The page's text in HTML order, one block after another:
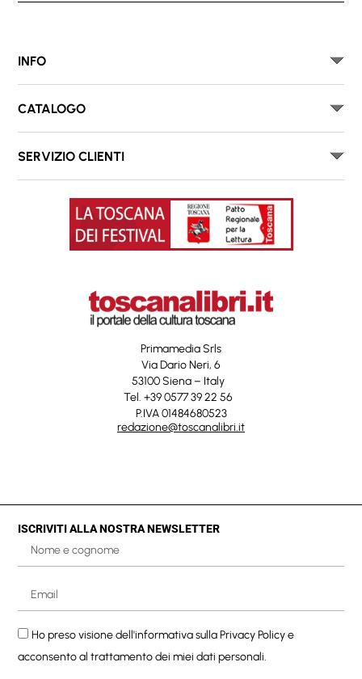
INFO
CATALOGO
SERVIZIO CLIENTI
Primamedia Srls
Via Dario Neri, 6
53100 Siena – Italy
Tel. +39 0577 39 22 56
P.IVA 01484680523
redazione@toscanalibri.it
ISCRIVITI ALLA NOSTRA NEWSLETTER
Ho preso visione dell'informativa sullaPrivacy Policye
acconsento al trattamento dei miei dati personali.